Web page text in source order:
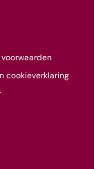
cookieverklaring